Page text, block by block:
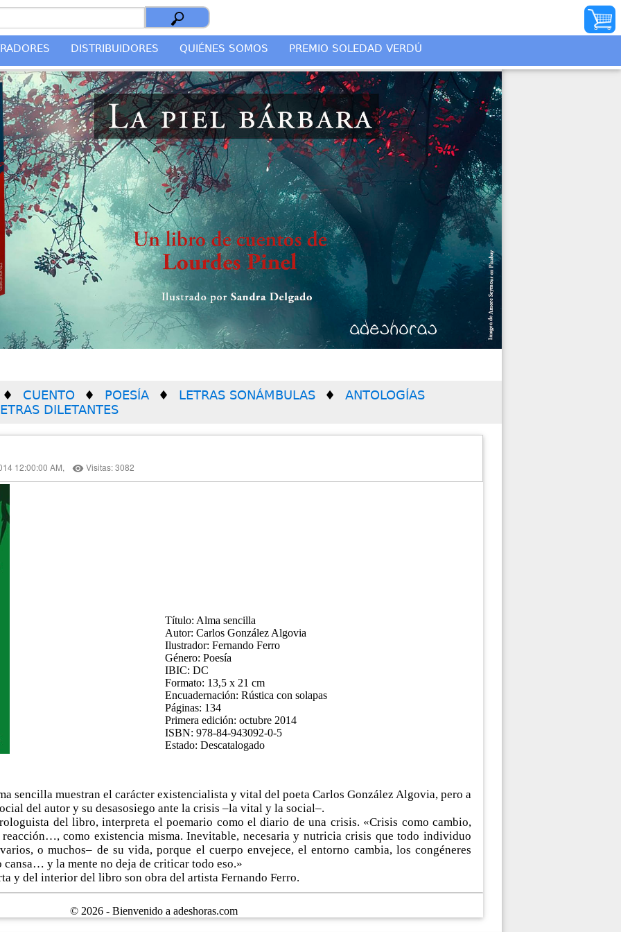
AUTORES
ILUSTRADORES
DISTRIBUIDORES
QUIÉNES SOMOS
PREMIO SOLEDAD
VERDÚ
DISTRIBUIDORES QUIÉNES SOMOS PREMIO SOLEDAD VERDÚ
CUENTO POESÍA LETRAS SONÁMBULAS
ANTOLOGÍAS
DILETANTES
12:00:00 AM, remove_red_eye Visitas: 3082
Título: Alma sencilla
Autor: Carlos González Algovia
Ilustrador: Fernando Ferro
Género: Poesía
IBIC: DC
Formato: 13,5 x 21 cm
Encuadernación: Rústica con solapas
Páginas: 134
Primera edición: octubre 2014
ISBN: 978-84-943092-0-5
Estado: Descatalogado
sencilla muestran el carácter existencialista y vital del poeta Carlos González Algovia, pero a
del autor y su desasosiego ante la crisis ‒la vital y la social‒.
del libro, interpreta el poemario como el diario de una crisis. «Crisis como cambio,
reacción…, como existencia misma. Inevitable, necesaria y nutricia crisis que todo individuo
o muchos‒ de su vida, porque el cuerpo envejece, el entorno cambia, los congéneres
y la mente no deja de criticar todo eso.»
y del interior del libro son obra del artista Fernando Ferro.
© 2026 - Bienvenido a adeshoras.com